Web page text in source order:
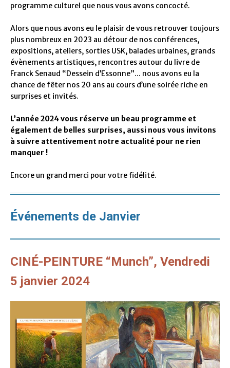
programme culturel que nous vous avons concocté.
Alors que nous avons eu le plaisir de vous retrouver toujours
plus nombreux en 2023 au détour de nos conférences,
expositions, ateliers, sorties USK, balades urbaines, grands
évènements artistiques, rencontres autour du livre de
Franck Senaud “Dessein d’Essonne”... nous avons eu la
chance de fêter nos 20 ans au cours d’une soirée riche en
surprises et invités.
L’année 2024 vous réserve un beau programme et
également de belles surprises, aussi nous vous invitons
à suivre attentivement notre actualité pour ne rien
manquer !
Encore un grand merci pour votre fidélité.
Événements de Janvier
CINÉ-PEINTURE “Munch”, Vendredi
5 janvier 2024